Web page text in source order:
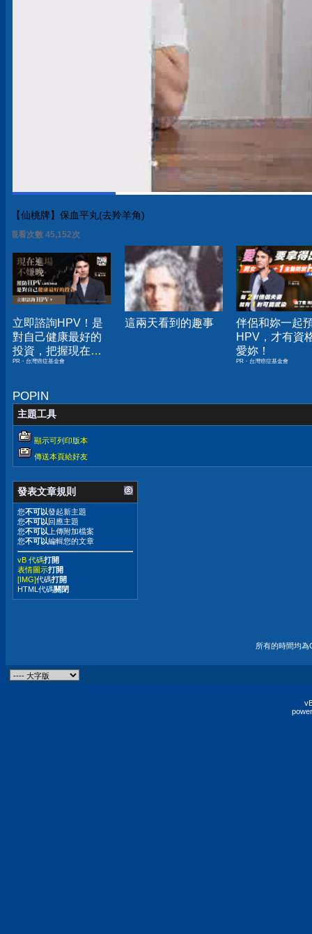
【仙桃牌】保血平丸(去羚羊角)
觀看次數 45,152次
立即諮詢HPV！是
對自己健康最好的
投資，把握現在不
嫌晚！
PR・台灣癌症基金會
這兩天看到的趣事
伴侶和妳一起
HPV，才有資
愛妳！
PR・台灣癌症基金會
POPIN
主題工具
顯示可列印版本
傳送本頁給好友
發表文章規則
您不可以發起新主題
您不可以回應主題
您不可以上傳附加檔案
您不可以編輯您的文章
vB 代碼打開
表情圖示打開
[IMG]代碼打開
HTML代碼關閉
所有的時間均為